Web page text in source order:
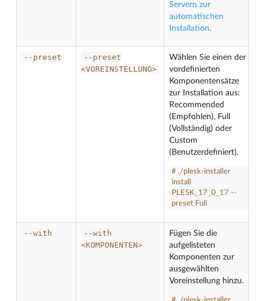
Servern zur
automatischen
Installation.
--preset
--preset
<VOREINSTELLUNG>
Wählen Sie einen der
vordefinierten
Komponentensätze
zur Installation aus:
Recommended
(Empfohlen), Full
(Vollständig) oder
Custom
(Benutzerdefiniert).
# ./plesk-installer
install
PLESK_17_0_17 --
preset Full
--with
--with
<KOMPONENTEN>
Fügen Sie die
aufgelisteten
Komponenten zur
ausgewählten
Voreinstellung hinzu.